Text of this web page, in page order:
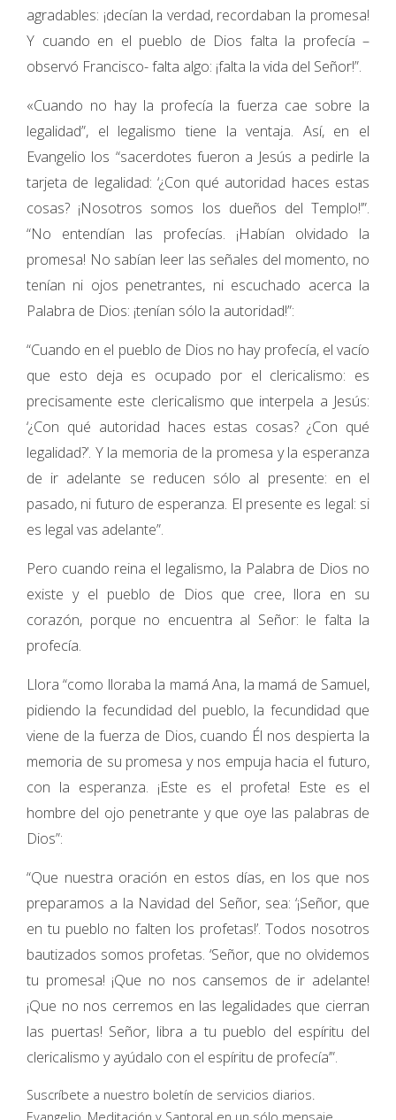
agradables: ¡decían la verdad, recordaban la promesa!
Y cuando en el pueblo de Dios falta la profecía –
observó Francisco- falta algo: ¡falta la vida del Señor!”.
«Cuando no hay la profecía la fuerza cae sobre la
legalidad”, el legalismo tiene la ventaja. Así, en el
Evangelio los “sacerdotes fueron a Jesús a pedirle la
tarjeta de legalidad: ‘¿Con qué autoridad haces estas
cosas? ¡Nosotros somos los dueños del Templo!’”.
“No entendían las profecías. ¡Habían olvidado la
promesa! No sabían leer las señales del momento, no
tenían ni ojos penetrantes, ni escuchado acerca la
Palabra de Dios: ¡tenían sólo la autoridad!”:
“Cuando en el pueblo de Dios no hay profecía, el vacío
que esto deja es ocupado por el clericalismo: es
precisamente este clericalismo que interpela a Jesús:
‘¿Con qué autoridad haces estas cosas? ¿Con qué
legalidad?’. Y la memoria de la promesa y la esperanza
de ir adelante se reducen sólo al presente: en el
pasado, ni futuro de esperanza. El presente es legal: si
es legal vas adelante”.
Pero cuando reina el legalismo, la Palabra de Dios no
existe y el pueblo de Dios que cree, llora en su
corazón, porque no encuentra al Señor: le falta la
profecía.
Llora “como lloraba la mamá Ana, la mamá de Samuel,
pidiendo la fecundidad del pueblo, la fecundidad que
viene de la fuerza de Dios, cuando Él nos despierta la
memoria de su promesa y nos empuja hacia el futuro,
con la esperanza. ¡Este es el profeta! Este es el
hombre del ojo penetrante y que oye las palabras de
Dios”:
“Que nuestra oración en estos días, en los que nos
preparamos a la Navidad del Señor, sea: ‘¡Señor, que
en tu pueblo no falten los profetas!’. Todos nosotros
bautizados somos profetas. ‘Señor, que no olvidemos
tu promesa! ¡Que no nos cansemos de ir adelante!
¡Que no nos cerremos en las legalidades que cierran
las puertas! Señor, libra a tu pueblo del espíritu del
clericalismo y ayúdalo con el espíritu de profecía’”.
Suscríbete a nuestro boletín de servicios diarios.